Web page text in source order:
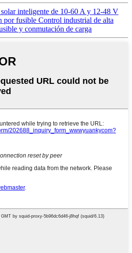
inteligente de 10-60 A y 12-48 V
por fusible Control industrial de alta
y conmutación de carga